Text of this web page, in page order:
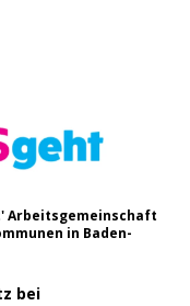
Arbeitsgemeinschaft
in Baden-
bei